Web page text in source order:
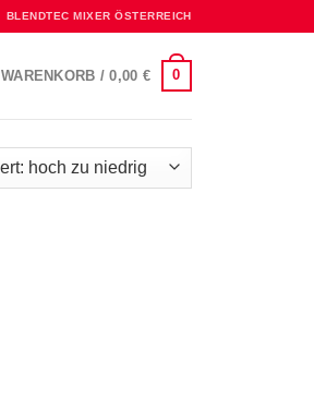
BLENDTEC MIXER ÖSTERREICH
WARENKORB /0,00 € 0